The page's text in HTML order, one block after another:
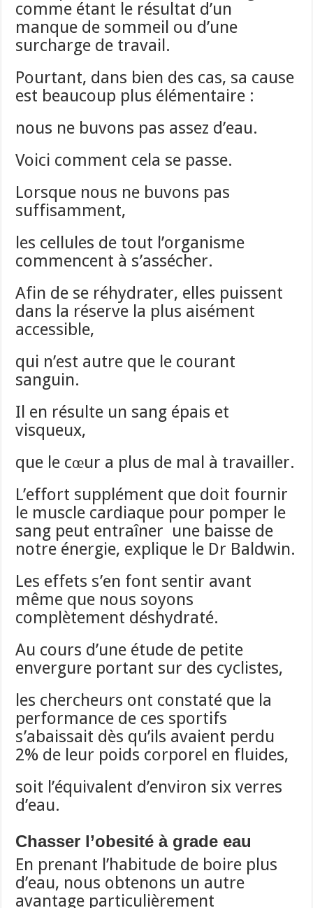
comme étant le résultat d’un
manque de sommeil ou d’une
surcharge de travail.
Pourtant, dans bien des cas, sa cause
est beaucoup plus élémentaire :
nous ne buvons pas assez d’eau.
Voici comment cela se passe.
Lorsque nous ne buvons pas
suffisamment,
les cellules de tout l’organisme
commencent à s’assécher.
Afin de se réhydrater, elles puissent
dans la réserve la plus aisément
accessible,
qui n’est autre que le courant
sanguin.
Il en résulte un sang épais et
visqueux,
que le cœur a plus de mal à travailler.
L’effort supplément que doit fournir
le muscle cardiaque pour pomper le
sang peut entraîner une baisse de
notre énergie, explique le Dr Baldwin.
Les effets s’en font sentir avant
même que nous soyons
complètement déshydraté.
Au cours d’une étude de petite
envergure portant sur des cyclistes,
les chercheurs ont constaté que la
performance de ces sportifs
s’abaissait dès qu’ils avaient perdu
2% de leur poids corporel en fluides,
soit l’équivalent d’environ six verres
d’eau.
Chasser l’obesité à grade eau
En prenant l’habitude de boire plus
d’eau, nous obtenons un autre
avantage particulièrement